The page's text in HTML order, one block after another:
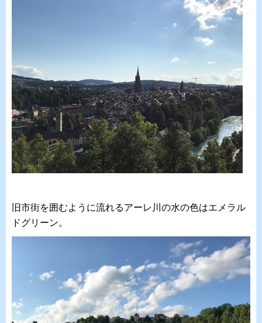
旧市街を囲むように流れるアーレ川の水の色はエメラル
ドグリーン。